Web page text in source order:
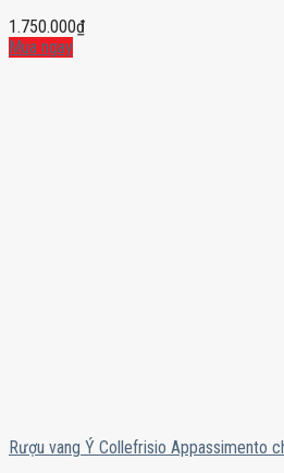
1.750.000₫
Mua ngay
Rượu vang Ý Collefrisio Appassimento